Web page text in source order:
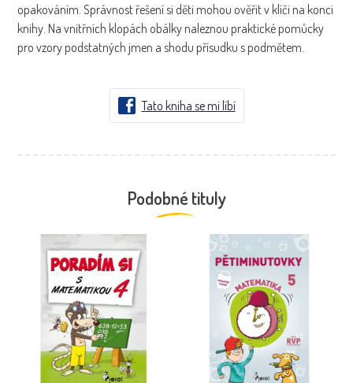
opakováním. Správnost řešení si děti mohou ověřit v klíči na konci
knihy. Na vnitřních klopách obálky naleznou praktické pomůcky
pro vzory podstatných jmen a shodu přísudku s podmětem.
Tato kniha se mi líbí
Podobné tituly